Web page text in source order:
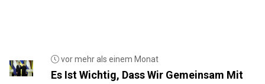
vor mehr als einem Monat
Es Ist Wichtig, Dass Wir Gemeinsam Mit